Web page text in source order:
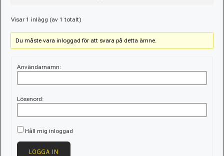
Visar 1 inlägg (av 1 totalt)
Du måste vara inloggad för att svara på detta ämne.
Användarnamn:
Lösenord:
Håll mig inloggad
LOGGA IN